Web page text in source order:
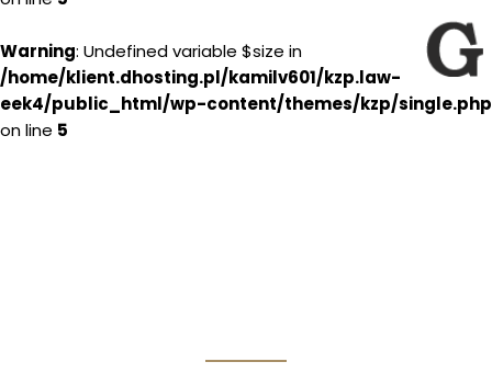
Warning: Undefined variable $size in
/home/klient.dhosting.pl/kamilv601/kzp.law-
eek4/public_html/wp-content/themes/kzp/single.php
on line 5